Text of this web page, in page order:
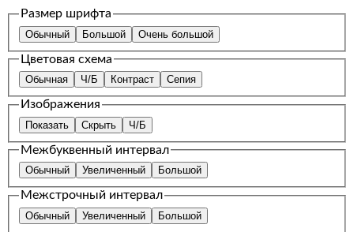
Размер шрифта
Обычный Большой Очень большой
Цветовая схема
Обычная Ч/Б Контраст Сепия
Изображения
Показать Скрыть Ч/Б
Межбуквенный интервал
Обычный Увеличенный Большой
Межстрочный интервал
Обычный Увеличенный Большой